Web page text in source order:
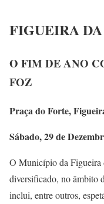
FIGUEIRA
O FIM DE ANO
FOZ
Praça do Forte,
Sábado, 29 de
O Município da Figueira
diversificado, no âmbito
inclui, entre outros,